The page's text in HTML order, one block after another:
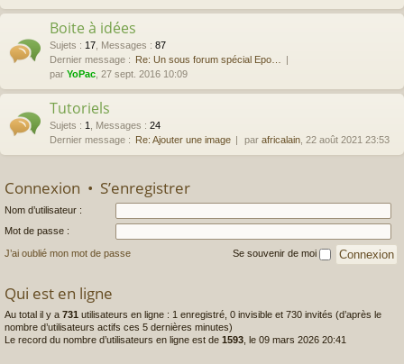
Boite à idées
Sujets : 17 Messages : 87
Dernier message : Re: Un sous forum spécial Epo…
par YoPac , 27 sept. 2016 10:09
Tutoriels
Sujets : 1 Messages : 24
Dernier message : Re: Ajouter une image par africalain , 22 août 2021 23:53
Connexion • S’enregistrer
Nom d’utilisateur :
Mot de passe :
J’ai oublié mon mot de passe Se souvenir de moi
Qui est en ligne
Au total il y a 731 utilisateurs en ligne : 1 enregistré, 0 invisible et 730 invités (d’après le
nombre d’utilisateurs actifs ces 5 dernières minutes)
Le record du nombre d’utilisateurs en ligne est de 1593 , le 09 mars 2026 20:41